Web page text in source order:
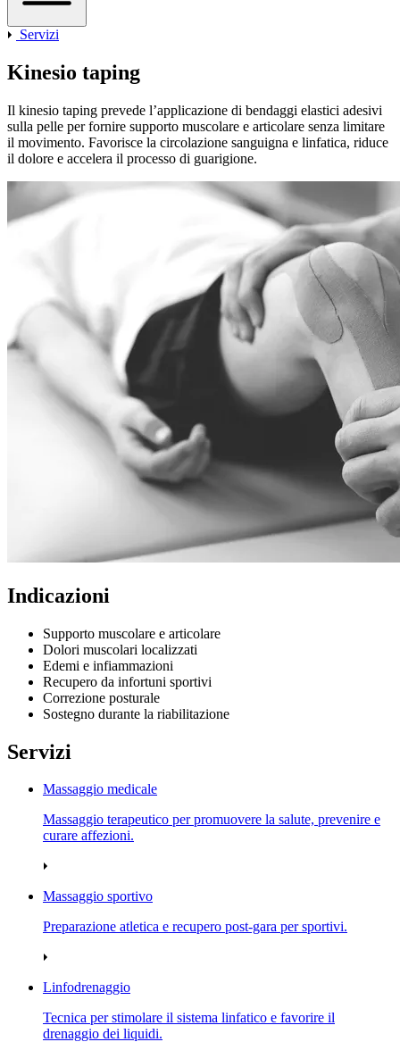
Servizi
Kinesio taping
Il kinesio taping prevede l’applicazione di bendaggi elastici adesivi
sulla pelle per fornire supporto muscolare e articolare senza limitare
il movimento. Favorisce la circolazione sanguigna e linfatica, riduce
il dolore e accelera il processo di guarigione.
Indicazioni
Supporto muscolare e articolare
Dolori muscolari localizzati
Edemi e infiammazioni
Recupero da infortuni sportivi
Correzione posturale
Sostegno durante la riabilitazione
Servizi
Massaggio medicale
Massaggio terapeutico per promuovere la salute, prevenire e
curare affezioni.
Massaggio sportivo
Preparazione atletica e recupero post‑gara per sportivi.
Linfodrenaggio
Tecnica per stimolare il sistema linfatico e favorire il
drenaggio dei liquidi.